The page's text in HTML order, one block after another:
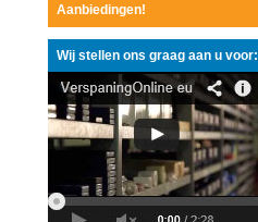
Aanbiedingen!
Wij stellen ons graag aan u voor: